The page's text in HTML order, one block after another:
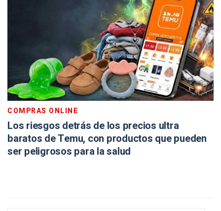
COMPRAS ONLINE
Los riesgos detrás de los precios ultra
baratos de Temu, con productos que pueden
ser peligrosos para la salud